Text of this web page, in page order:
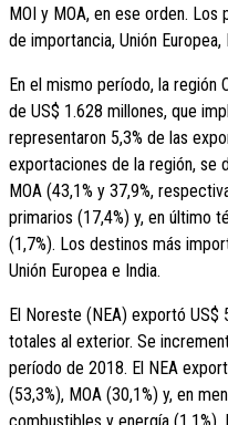
MOI y MOA, en ese orden.
de importancia, Unión Europea,
En el mismo período, la
de US$ 1.628 millones, que
representaron 5,3% de las
exportaciones de la región, se
MOA (43,1% y 37,9%,
primarios (17,4%) y, en último
(1,7%). Los destinos más
Unión Europea e India.
El Noreste (NEA) exportó US$
totales al exterior. Se
período de 2018. El NEA
(53,3%), MOA (30,1%) y, en